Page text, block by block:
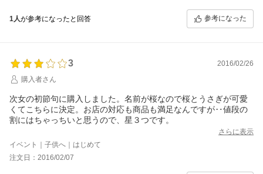
1人が参考になったと回答 参考になった
3
2016/02/26
購入者さん
次女の初節句に購入しました。名前が桜なので桜とうさぎが可愛
くてこちらに決定。お店の対応も商品も満足なんですが‥値段の
割にはちゃっちいと思うので、星３つです。
さらに表示
イベント｜子供へ｜はじめて
注文日：2016/02/07